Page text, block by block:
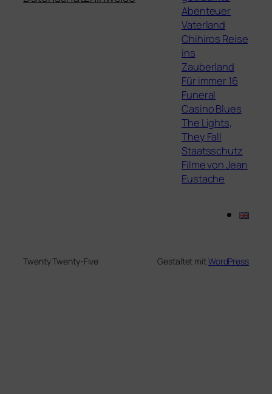
Abenteuer
Vaterland
Chihiros Reise
ins
Zauberland
Für immer 16
Funeral
Casino Blues
The Lights,
They Fall
Staatsschutz
Filme von Jean
Eustache
Twenty Twenty-Five Gestaltet mitWordPress